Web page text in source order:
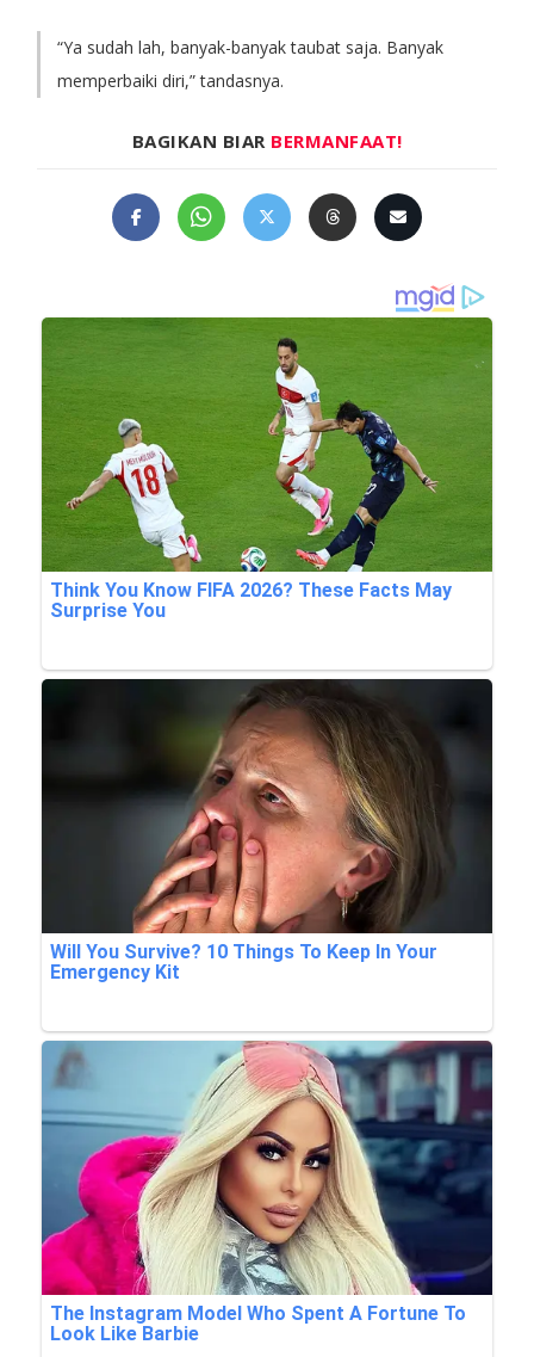
“Ya sudah lah, banyak-banyak taubat saja. Banyak
memperbaiki diri,” tandasnya.
BAGIKAN BIAR BERMANFAAT!